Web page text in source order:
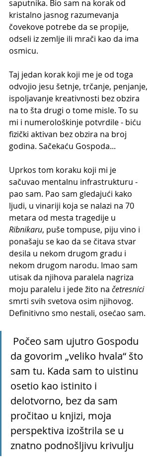
saputnika. Bio sam na korak od
kristalno jasnog razumevanja
čovekove potrebe da se propije,
odseli iz zemlje ili mrači kao da ima
osmicu.
Taj jedan korak koji me je od toga
odvojio jesu šetnje, trčanje, penjanje,
ispoljavanje kreativnosti bez obzira
na to šta drugi o tome misle. To su
mi i numerološkinje potvrdile - biću
fizički aktivan bez obzira na broj
godina. Sačekaću Gospoda...
Uprkos tom koraku koji mi je
sačuvao mentalnu infrastrukturu -
pao sam. Pao sam gledajući kako
ljudi, u vinariji koja se nalazi na 70
metara od mesta tragedije u
Ribnikaru, puše tompuse, piju vino i
ponašaju se kao da se čitava stvar
desila u nekom drugom gradu i
nekom drugom narodu. Imao sam
utisak da njihova paralela nagriza
moju paralelu i jede žito na četresnici
smrti svih svetova osim njihovog.
Definitivno smo nestali, osećao sam.
Počeo sam ujutro Gospodu
da govorim „veliko hvala“ što
sam tu. Kada sam to uistinu
osetio kao istinito i
delotvorno, bez da sam
pročitao u knjizi, moja
perspektiva izoštrila se u
znatno podnošljivu krivulju